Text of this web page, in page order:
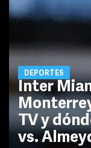
DEPORTES
Inter
TV y
vs.